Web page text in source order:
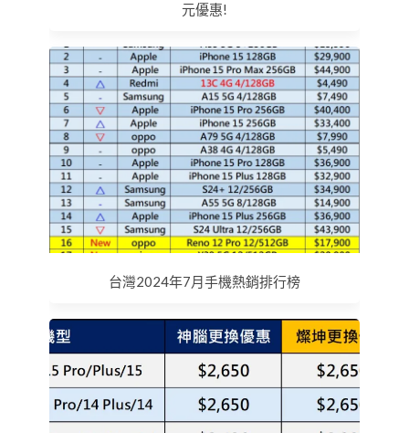
元優惠!
台灣2024年7月手機熱銷排行榜